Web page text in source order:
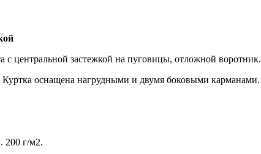
с центральной застежкой на пуговицы, отложной воротник.
оснащена нагрудными и двумя боковыми карманами.
200 г/м2.